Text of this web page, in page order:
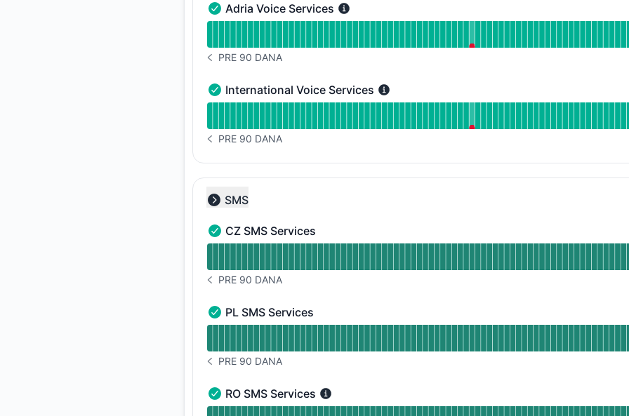
Adria Voice Services - Funkcioniše
Adria Voice Services
ISTORIJA OBAVEŠTENJA PRE 90 DANA
PRE 90 DANA
International Voice Services - Funkcioniše
International Voice Services
ISTORIJA OBAVEŠTENJA PRE 90 DANA
PRE 90 DANA
Collapse group
SMS
CZ SMS Services - Funkcioniše
CZ SMS Services
ISTORIJA OBAVEŠTENJA PRE 90 DANA
PRE 90 DANA
PL SMS Services - Funkcioniše
PL SMS Services
ISTORIJA OBAVEŠTENJA PRE 90 DANA
PRE 90 DANA
RO SMS Services - Funkcioniše
RO SMS Services